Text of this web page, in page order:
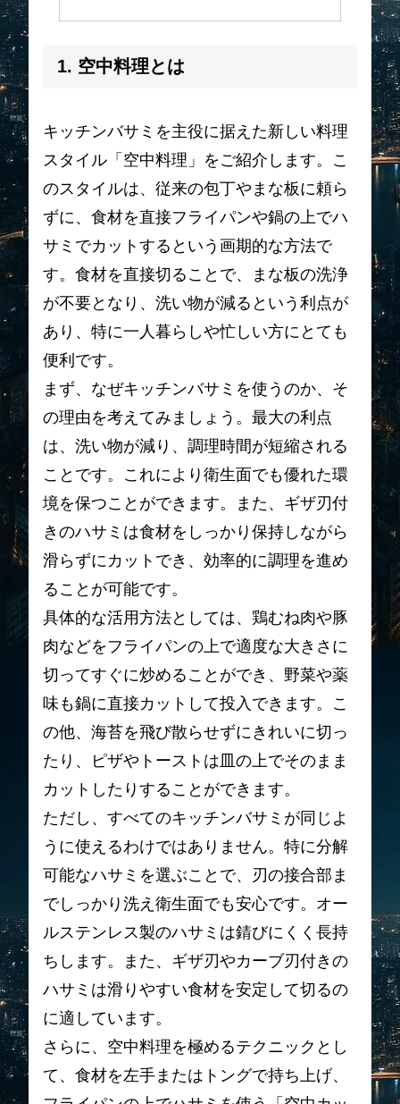
1. 空中料理とは
キッチンバサミを主役に据えた新しい料理
スタイル「空中料理」をご紹介します。こ
のスタイルは、従来の包丁やまな板に頼ら
ずに、食材を直接フライパンや鍋の上でハ
サミでカットするという画期的な方法で
す。食材を直接切ることで、まな板の洗浄
が不要となり、洗い物が減るという利点が
あり、特に一人暮らしや忙しい方にとても
便利です。
まず、なぜキッチンバサミを使うのか、そ
の理由を考えてみましょう。最大の利点
は、洗い物が減り、調理時間が短縮される
ことです。これにより衛生面でも優れた環
境を保つことができます。また、ギザ刃付
きのハサミは食材をしっかり保持しながら
滑らずにカットでき、効率的に調理を進め
ることが可能です。
具体的な活用方法としては、鶏むね肉や豚
肉などをフライパンの上で適度な大きさに
切ってすぐに炒めることができ、野菜や薬
味も鍋に直接カットして投入できます。こ
の他、海苔を飛び散らせずにきれいに切っ
たり、ピザやトーストは皿の上でそのまま
カットしたりすることができます。
ただし、すべてのキッチンバサミが同じよ
うに使えるわけではありません。特に分解
可能なハサミを選ぶことで、刃の接合部ま
でしっかり洗え衛生面でも安心です。オー
ルステンレス製のハサミは錆びにくく長持
ちします。また、ギザ刃やカーブ刃付きの
ハサミは滑りやすい食材を安定して切るの
に適しています。
さらに、空中料理を極めるテクニックとし
て、食材を左手またはトングで持ち上げ、